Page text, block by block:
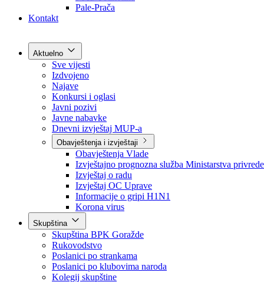
Općine
Kontakt
Aktuelno
Sve vijesti
Izdvojeno
Najave
Konkursi i oglasi
Javni pozivi
Javne nabavke
Dnevni izvještaj MUP-a
Obavještenja i izvještaji
Obavještenja Vlade
Izvještajno prognozna služba Ministarstva privrede
Izvještaj o radu
Izvještaj OC Uprave
Informacije o gripi H1N1
Korona virus
Skupština
Skupština BPK Goražde
Rukovodstvo